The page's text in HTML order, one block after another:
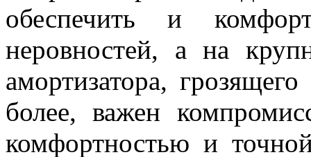
обеспечить и
неровностей, а на
амортизатора,
более, важен
комфортностью и